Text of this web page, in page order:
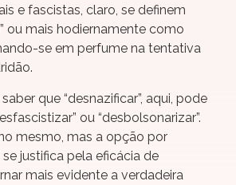
e fascistas, claro, se definem
ou mais hodiernamente como
se em perfume na tentativa
que “desnazificar”, aqui, pode
ou “desbolsonarizar”.
mesmo, mas a opção por
se justifica pela eficácia de
mais evidente a verdadeira